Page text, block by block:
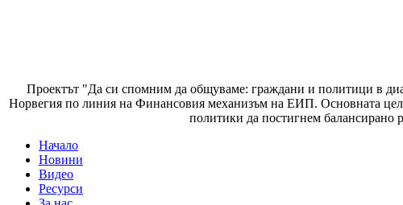
Проектът "Да си спомним да общуваме: граждани и политици в
Норвегия по линия на Финансовия механизъм на ЕИП. Основната цел
политики да постигнем балансирано
Основно меню
Начало
Новини
Видео
Ресурси